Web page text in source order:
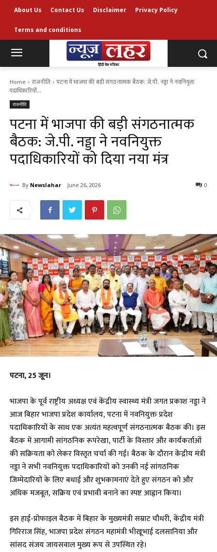
About Us Contact Us Disclaimer Privacy Policy
Terms and conditions
Home राजनीति
पटना में भाजपा की बड़ी संगठनात्मक बैठक: जे.पी. नड्डा ने नवनियुक्त
पदाधिकारियों...
राजनीति
पटना में भाजपा की बड़ी संगठनात्मक
बैठक: जे.पी. नड्डा ने नवनियुक्त
पदाधिकारियों को दिया नया मंत्र
By Newslahar June 26, 2026 0
पटना, 25 जून।
भाजपा के पूर्व राष्ट्रीय अध्यक्ष एवं केंद्रीय स्वास्थ्य मंत्री जगत प्रकाश नड्डा ने
आज बिहार भाजपा प्रदेश कार्यालय, पटना में नवनियुक्त प्रदेश
पदाधिकारियों के साथ एक अत्यंत महत्वपूर्ण संगठनात्मक बैठक की। इस
बैठक में आगामी सांगठनिक रूपरेखा, पार्टी के विस्तार और कार्यकर्ताओं
की सक्रियता को लेकर विस्तृत चर्चा की गई। बैठक के दौरान केंद्रीय मंत्री
नड्डा ने सभी नवनियुक्त पदाधिकारियों को उनकी नई सांगठनिक
जिम्मेदारियों के लिए बधाई और शुभकामनाएं देते हुए संगठन को और
अधिक मजबूत, सक्रिय एवं प्रभावी बनाने का स्पष्ट आह्वान किया।
​इस हाई-प्रोफाइल बैठक में बिहार के मुख्यमंत्री सम्राट चौधरी, केंद्रीय मंत्री
गिरिराज सिंह, भाजपा प्रदेश संगठन महामंत्री भीखूभाई दलसानिया और
सांसद संजय जायसवाल मुख्य रूप से उपस्थित रहे।